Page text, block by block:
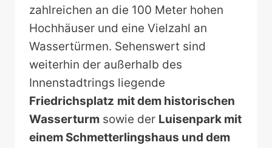
zahlreichen an die 100 Meter hohen
Hochhäuser und eine Vielzahl an
Wassertürmen. Sehenswert sind
weiterhin der außerhalb des
Innenstadtrings liegende
Friedrichsplatz mit dem historischen
Wasserturm sowie der Luisenpark mit
einem Schmetterlingshaus und dem